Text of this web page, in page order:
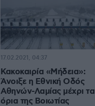
Κακοκαιρία «Μήδεια»:
Άνοιξε η Εθνική Οδός
Αθηνών-Λαμίας μέχρι τα
όρια της Βοιωτίας
17.02.2021, 04:37